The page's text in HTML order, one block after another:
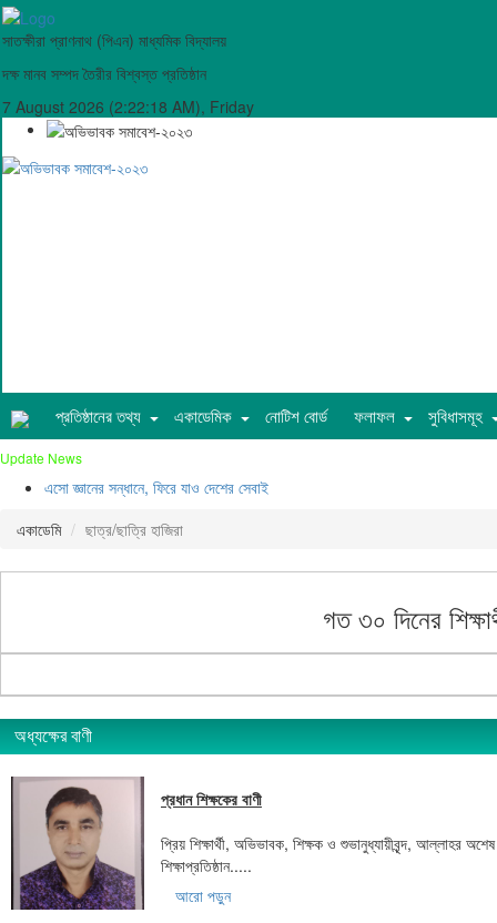
সাতক্ষীরা প্রাণনাথ (পিএন) মাধ্যমিক বিদ্যালয়
দক্ষ মানব সম্পদ তৈরীর বিশ্বস্ত প্রতিষ্ঠান
7 August 2026 (2:22:18 AM), Friday
প্রতিষ্ঠানের তথ্য একাডেমিক নোটিশ বোর্ড ফলাফল সুবিধাসমূহ
Update News
এসো জ্ঞানের সন্ধানে, ফিরে যাও দেশের সেবাই
একাডেমি
ছাত্র/ছাত্রি হাজিরা
গত ৩০ দিনের
অধ্যক্ষের বাণী
প্রধান শিক্ষকের বাণী
প্রিয় শিক্ষার্থী, অভিভাবক, শিক্ষক ও শুভানুধ্যায়ীবৃন্দ, আল্লাহর
শিক্ষাপ্রতিষ্ঠান.....
আরো পড়ুন